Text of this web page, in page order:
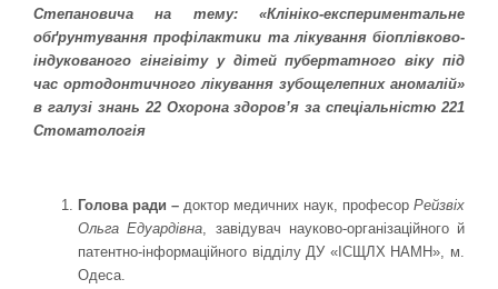
Степановича на тему: «Клініко-експериментальне
обґрунтування профілактики та лікування біоплівково-
індукованого гінгівіту у дітей пубертатного віку під
час ортодонтичного лікування зубощелепних аномалій»
в галузі знань 22 Охорона здоров’я за спеціальністю 221
Стоматологія
Голова ради – доктор медичних наук, професор Рейзвіх
Ольга Едуардівна, завідувач науково-організаційного й
патентно-інформаційного відділу ДУ «ІСЩЛХ НАМН», м.
Одеса.